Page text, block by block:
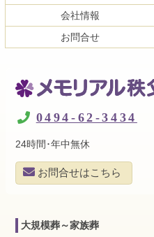
会社情報
お問合せ
メモリアル秩父
0494-62-3434
24時間･年中無休
お問合せはこちら
大規模葬～家族葬